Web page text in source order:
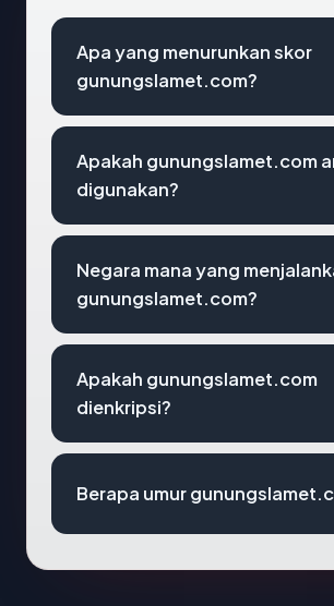
Apa yang menurunkan skor
gunungslamet.com?
Apakah gunungslamet.com
digunakan?
Negara mana yang
gunungslamet.com?
Apakah gunungslamet.com
dienkripsi?
Berapa umur